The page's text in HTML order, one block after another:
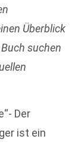
Überblick
suchen
Der
ist ein